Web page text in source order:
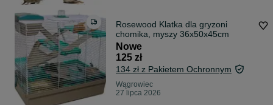
Rosewood Klatka dla gryzoni
chomika, myszy 36x50x45cm
Nowe
125 zł
134 zł z Pakietem Ochronnym
Wągrowiec
27 lipca 2026